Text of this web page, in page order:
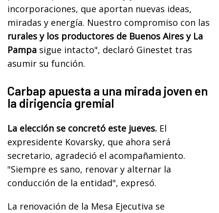
incorporaciones, que aportan nuevas ideas,
miradas y energía. Nuestro compromiso con las
rurales y los productores de Buenos Aires y La
Pampa sigue intacto", declaró Ginestet tras
asumir su función.
Carbap apuesta a una mirada joven en
la dirigencia gremial
La elección se concretó este jueves. El
expresidente Kovarsky, que ahora será
secretario, agradeció el acompañamiento.
"Siempre es sano, renovar y alternar la
conducción de la entidad", expresó.
La renovación de la Mesa Ejecutiva se